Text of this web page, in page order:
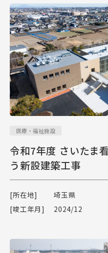
医療・福祉施設
令和7年度 さいたま
う新設建築工事
[所在地]
埼玉県
[竣工年月]
2024/12